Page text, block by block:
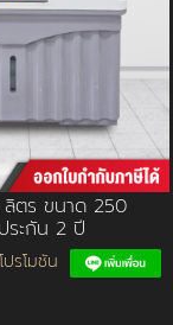
ลิตร ขนาด 250
ระกัน 2 ปี
รโมชัน